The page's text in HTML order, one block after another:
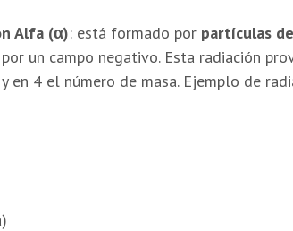
Alfa (α): está formado por partículas
un campo negativo. Esta radiación
en 4 el número de masa. Ejemplo de